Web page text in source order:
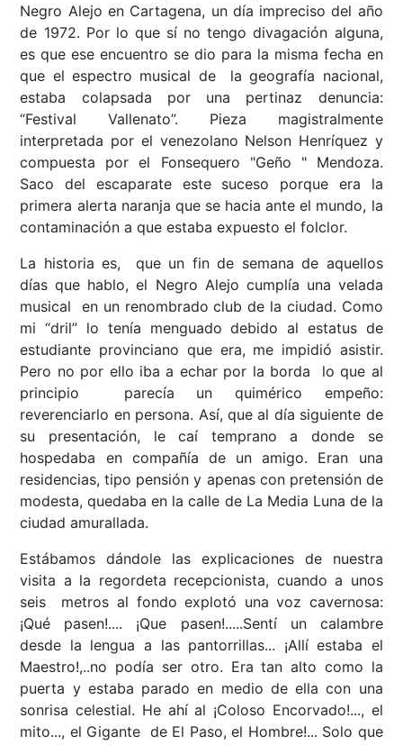
Negro Alejo en Cartagena, un día impreciso del año
de 1972. Por lo que sí no tengo divagación alguna,
es que ese encuentro se dio para la misma fecha en
que el espectro musical de la geografía nacional,
estaba colapsada por una pertinaz denuncia:
“Festival Vallenato”. Pieza magistralmente
interpretada por el venezolano Nelson Henríquez y
compuesta por el Fonsequero "Geño " Mendoza.
Saco del escaparate este suceso porque era la
primera alerta naranja que se hacia ante el mundo, la
contaminación a que estaba expuesto el folclor.
La historia es, que un fin de semana de aquellos
días que hablo, el Negro Alejo cumplía una velada
musical en un renombrado club de la ciudad. Como
mi “dril” lo tenía menguado debido al estatus de
estudiante provinciano que era, me impidió asistir.
Pero no por ello iba a echar por la borda lo que al
principio parecía un quimérico empeño:
reverenciarlo en persona. Así, que al día siguiente de
su presentación, le caí temprano a donde se
hospedaba en compañía de un amigo. Eran una
residencias, tipo pensión y apenas con pretensión de
modesta, quedaba en la calle de La Media Luna de la
ciudad amurallada.
Estábamos dándole las explicaciones de nuestra
visita a la regordeta recepcionista, cuando a unos
seis metros al fondo explotó una voz cavernosa:
¡Qué pasen!.... ¡Que pasen!.....Sentí un calambre
desde la lengua a las pantorrillas... ¡Allí estaba el
Maestro!,..no podía ser otro. Era tan alto como la
puerta y estaba parado en medio de ella con una
sonrisa celestial. He ahí al ¡Coloso Encorvado!..., el
mito..., el Gigante de El Paso, el Hombre!... Solo que